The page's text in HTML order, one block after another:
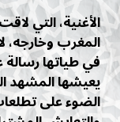
الأغنية، التي
المغرب وخارجه،
في طياتها
يعيشها المشهد
الضوء على